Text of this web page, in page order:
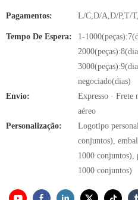
Pagamentos: L/C,D/A,D/P,T/
Tempo De Espera:
1-
negociado(dias)
Envio:
Expresso · Frete
aéreo
Personalização:
Logotipo
conjuntos),
1000 conjuntos),
1000 conjuntos)